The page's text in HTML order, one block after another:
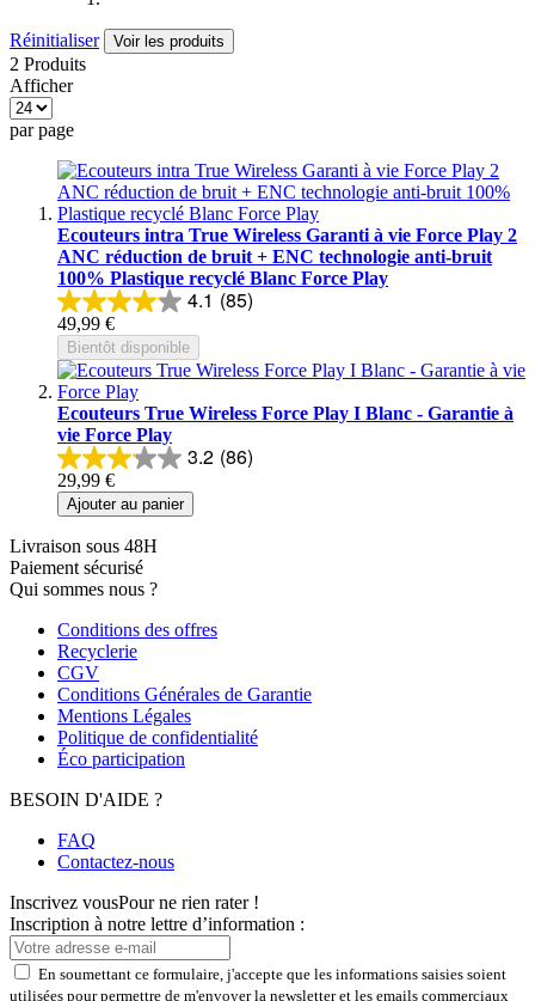
Réinitialiser Voir les produits
2 Produits
Afficher
par page
Ecouteurs intra True Wireless Garanti à vie Force Play 2
ANC réduction de bruit + ENC technologie anti-bruit
100% Plastique recyclé Blanc Force Play
4.1 (85)
49,99 €
Bientôt disponible
Ecouteurs True Wireless Force Play I Blanc - Garantie à
vie Force Play
3.2 (86)
29,99 €
Ajouter au panier
Livraison sous 48H
Paiement sécurisé
Qui sommes nous ?
Conditions des offres
Recyclerie
CGV
Conditions Générales de Garantie
Mentions Légales
Politique de confidentialité
Éco participation
BESOIN D'AIDE ?
FAQ
Contactez-nous
Inscrivez vousPour ne rien rater !
Inscription à notre lettre d’information :
En soumettant ce formulaire, j'accepte que les informations saisies soient
utilisées pour permettre de m'envoyer la newsletter et les emails commerciaux